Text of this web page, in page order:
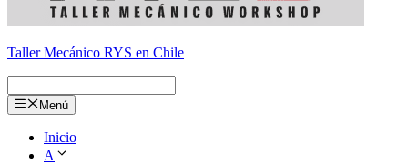
Taller Mecánico RYS en Chile
Menú
Inicio
A